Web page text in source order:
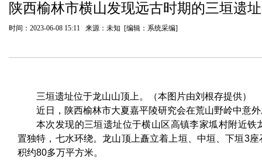
陕西榆林市横山发现远古时期的三垣遗
时间：2023-06-08 15:11 来源：未知 [编辑：系统采编]
三垣遗址位于龙山山顶上。（本图片由刘根存提供）
近日，陕西榆林市大夏嘉平陵研究会在荒山野岭中意
本次发现的三垣遗址位于横山区高镇李家坬村附近铁
置独特，七水环绕。龙山顶上矗立着上垣、中垣、下垣3
积约80多万平方米。